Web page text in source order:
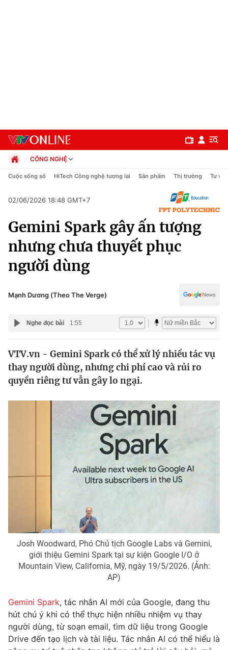
Chính trị
Xã hội
Pháp luật
Y tế
Thế giới
Tin tức
Kinh tế
Tài chính
Góc doanh nghiệp
Hậu trường
Giải sao mai
Sao
Làm đẹp
Chất lượng cuộc sống
Giáo dục
Tuyển sinh
Học trực tuyến
Công nghệ
Hitech Công nghệ tương lai
Sản phẩm
Thị trường
Tư vấn
Lịch phát sóng
CÔNG NGHỆ
Chính trị
Pháp luật
Thể thao
Truyền hình
Văn hóa - Giải trí
Y tế
Công nghệ
Cuộc sống số HiTech Công nghệ tương lai Sản phẩm Thị trường Tư vấn
02/06/2026 18:48 GMT+7
Gemini Spark gây ấn tượng
nhưng chưa thuyết phục
người dùng
Mạnh Dương (Theo The Verge)
Nghe đọc bài 1:55
VTV.vn - Gemini Spark có thể xử lý nhiều tác vụ
thay người dùng, nhưng chi phí cao và rủi ro
quyền riêng tư vẫn gây lo ngại.
Josh Woodward, Phó Chủ tịch Google Labs và Gemini,
giới thiệu Gemini Spark tại sự kiện Google I/O ở
Mountain View, California, Mỹ, ngày 19/5/2026. (Ảnh:
AP)
Gemini Spark, tác nhân AI mới của Google, đang thu
hút chú ý khi có thể thực hiện nhiều nhiệm vụ thay
người dùng, từ soạn email, tìm dữ liệu trong Google
Drive đến tạo lịch và tài liệu. Tác nhân AI có thể hiểu là